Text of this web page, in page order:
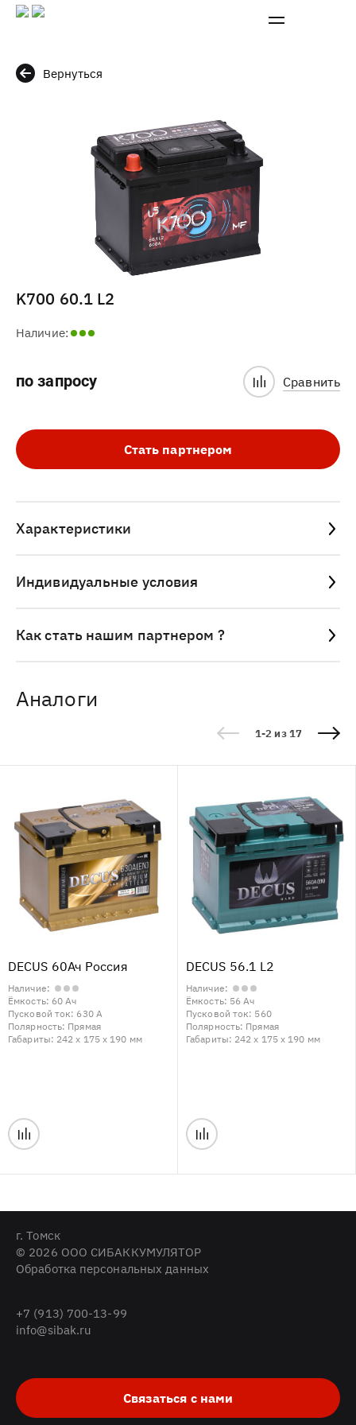
Вернуться
K700 60.1 L2
Наличие:
по запросу Сравнить
Стать партнером
Характеристики
Индивидуальные условия
Как стать нашим партнером ?
Аналоги
1-2 из 17
DECUS 60Ач Россия
Наличие:
Ёмкость: 60 Ач
Пусковой ток: 630 А
Полярность: Прямая
Габариты: 242 x 175 x 190 мм
DECUS 56.1 L2
Наличие:
Ёмкость: 56 Ач
Пусковой ток: 560
Полярность: Прямая
Габариты: 242 x 175 x 190 мм
г. Томск
© 2026 ООО СИБАККУМУЛЯТОР
Обработка персональных данных
+7 (913) 700-13-99
info@sibak.ru
Связаться с нами